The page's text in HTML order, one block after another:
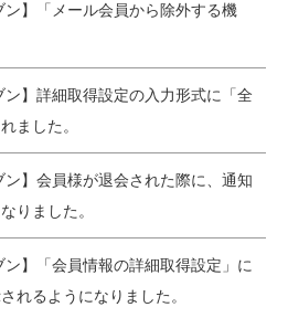
】「メール会員から除外する機
】詳細取得設定の入力形式に「全
ました。
】会員様が退会された際に、通知
りました。
】「会員情報の詳細取得設定」に
れるようになりました。